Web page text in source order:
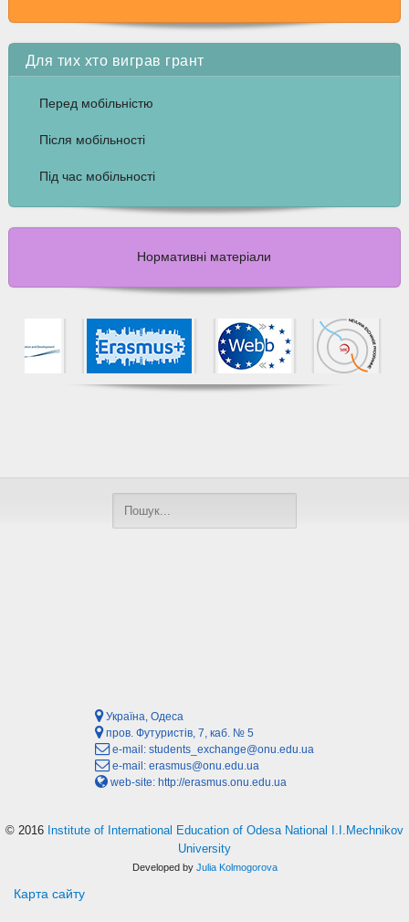
Для тих хто виграв грант
Перед мобільністю
Після мобільності
Під час мобільності
Нормативні матеріали
Україна, Одеса
пров. Футуристів, 7, каб. № 5
e-mail: students_exchange@onu.edu.ua
e-mail: erasmus@onu.edu.ua
web-site: http://erasmus.onu.edu.ua
© 2016 Institute of International Education of Odesa National I.I.Mechnikov
University
Developed by Julia Kolmogorova
Карта сайту